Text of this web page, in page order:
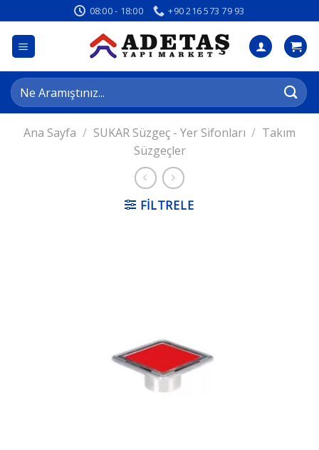
atla
08:00 - 18:00 +90 216 573 79 93
Ara:
Ana Sayfa / SUKAR Süzgeç - Yer Sifonları / Takım
Süzgeçler
FILTRELE